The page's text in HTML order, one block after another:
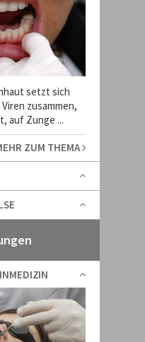
setzt sich
zusammen,
auf Zunge ...
ZUM THEMA